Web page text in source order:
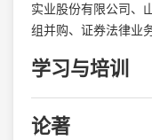
实业股份有限公司、
组并购、证券法律业务
学习与培训
论著